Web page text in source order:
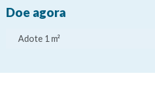
Doe agora
Adote 1 m²